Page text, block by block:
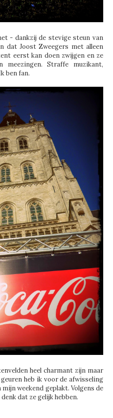
- dankzij de stevige steun van
dat Joost Zweegers met alleen
eerst kan doen zwijgen en ze
meezingen. Straffe muzikant,
ben fan.
heel charmant zijn maar
heb ik voor de afwisseling
weekend geplakt. Volgens de
dat ze gelijk hebben.